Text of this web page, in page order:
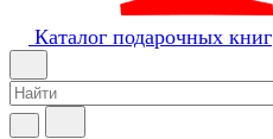
Каталог подарочных книг